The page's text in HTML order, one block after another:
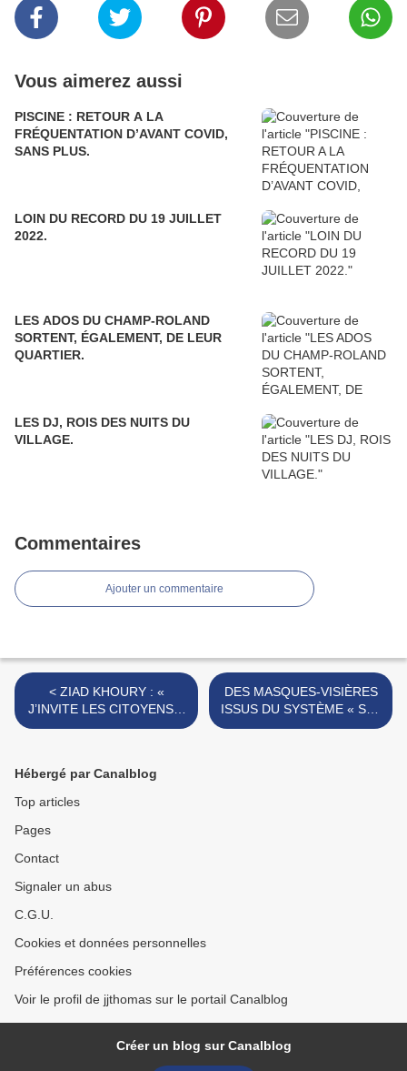
Vous aimerez aussi
PISCINE : RETOUR A LA
FRÉQUENTATION D’AVANT COVID,
SANS PLUS.
LOIN DU RECORD DU 19 JUILLET
2022.
LES ADOS DU CHAMP-ROLAND
SORTENT, ÉGALEMENT, DE LEUR
QUARTIER.
LES DJ, ROIS DES NUITS DU
VILLAGE.
Commentaires
Ajouter un commentaire
< ZIAD KHOURY : «
J’INVITE LES CITOYENS A
SE COMPORTER EN
DES MASQUES-VISIÈRES
ISSUS DU SYSTÈME « S »,
COMME SOLIDARITÉ. >
Hébergé par Canalblog
Top articles
Pages
Contact
Signaler un abus
C.G.U.
Cookies et données personnelles
Préférences cookies
Voir le profil de jjthomas sur le portail Canalblog
Créer un blog sur Canalblog